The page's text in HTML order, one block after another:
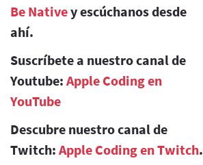
Be Nativey escúchanos desde
ahí.
Suscríbete a nuestro canal de
Youtube: Apple Coding en
YouTube
Descubre nuestro canal de
Twitch: Apple Coding en Twitch.